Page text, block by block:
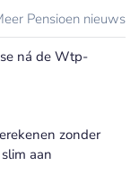
Pensioen nieuws
ná de Wtp-
zonder
aan